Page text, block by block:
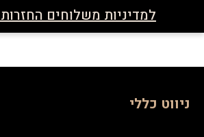
למדיניות משלוחים
ניווט כללי